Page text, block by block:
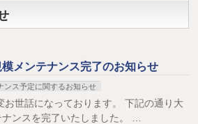
メンテナンス完了のお知らせ
ンス予定に関するお知らせ
お世話になっております。 下記の通り大
ンスを完了いたしました。 …